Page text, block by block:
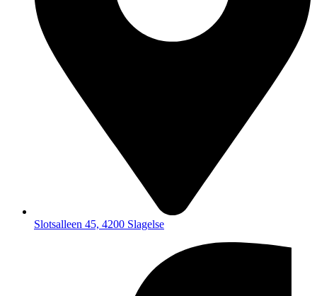
Slotsalleen 45, 4200 Slagelse